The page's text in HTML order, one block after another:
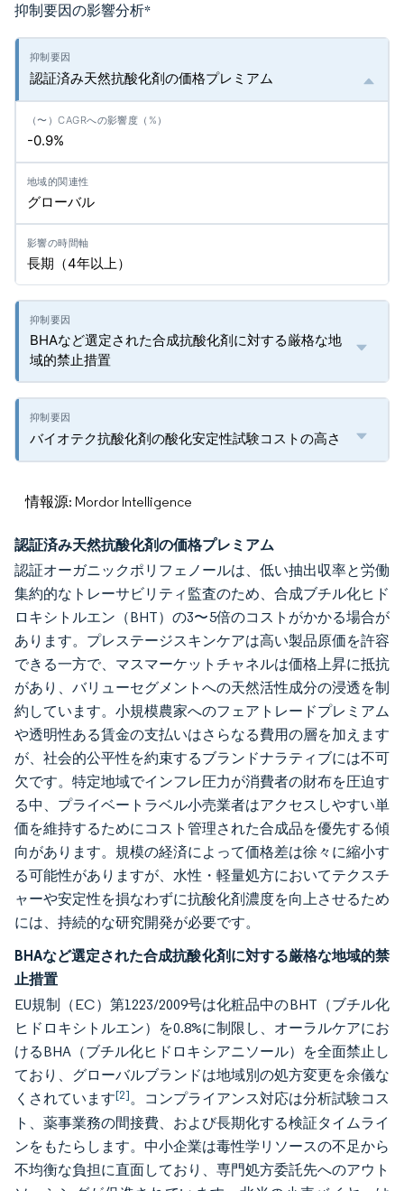
抑制要因の影響分析*
認証済み天然抗酸化剤の価格プレミアム
-0.9%
グローバル
長期（4年以上）
BHAなど選定された合成抗酸化剤に対する厳格な地
域的禁止措置
バイオテク抗酸化剤の酸化安定性試験コストの高さ
情報源: Mordor Intelligence
認証済み天然抗酸化剤の価格プレミアム
認証オーガニックポリフェノールは、低い抽出収率と労働
集約的なトレーサビリティ監査のため、合成ブチル化ヒド
ロキシトルエン（BHT）の3〜5倍のコストがかかる場合が
あります。プレステージスキンケアは高い製品原価を許容
できる一方で、マスマーケットチャネルは価格上昇に抵抗
があり、バリューセグメントへの天然活性成分の浸透を制
約しています。小規模農家へのフェアトレードプレミアム
や透明性ある賃金の支払いはさらなる費用の層を加えます
が、社会的公平性を約束するブランドナラティブには不可
欠です。特定地域でインフレ圧力が消費者の財布を圧迫す
る中、プライベートラベル小売業者はアクセスしやすい単
価を維持するためにコスト管理された合成品を優先する傾
向があります。規模の経済によって価格差は徐々に縮小す
る可能性がありますが、水性・軽量処方においてテクスチ
ャーや安定性を損なわずに抗酸化剤濃度を向上させるため
には、持続的な研究開発が必要です。
BHAなど選定された合成抗酸化剤に対する厳格な地域的禁
止措置
EU規制（EC）第1223/2009号は化粧品中のBHT（ブチル化
ヒドロキシトルエン）を0.8%に制限し、オーラルケアにお
けるBHA（ブチル化ヒドロキシアニソール）を全面禁止し
ており、グローバルブランドは地域別の処方変更を余儀な
くされています[2]。コンプライアンス対応は分析試験コス
ト、薬事業務の間接費、および長期化する検証タイムライ
ンをもたらします。中小企業は毒性学リソースの不足から
不均衡な負担に直面しており、専門処方委託先へのアウト